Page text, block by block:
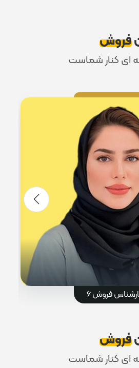
فروش
ای کنار شماست
فروش 6
فروش
ای کنار شماست